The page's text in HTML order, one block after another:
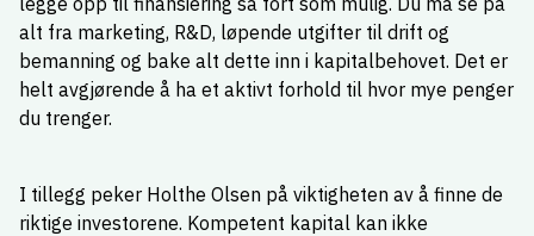
alt fra marketing, R&D, løpende utgifter til drift og
bemanning og bake alt dette inn i kapitalbehovet. Det er
helt avgjørende å ha et aktivt forhold til hvor mye penger
du trenger.
I tillegg peker Holthe Olsen på viktigheten av å finne de
riktige investorene. Kompetent kapital kan ikke